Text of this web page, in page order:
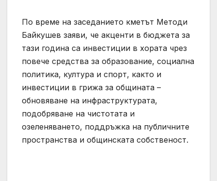
По време на заседанието кметът Методи
Байкушев заяви, че акценти в бюджета за
тази година са инвестиции в хората чрез
повече средства за образование, социална
политика, култура и спорт, както и
инвестиции в грижа за общината –
обновяване на инфраструктурата,
подобряване на чистотата и
озеленяването, поддръжка на публичните
пространства и общинската собственост.